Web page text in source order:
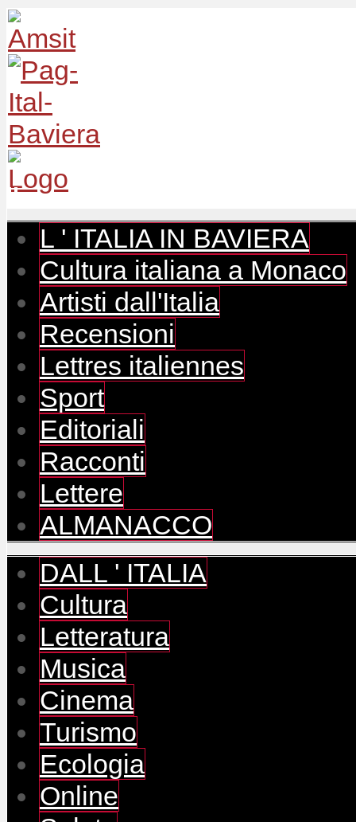
L ' ITALIA IN BAVIERA
Cultura italiana a Monaco
Artisti dall'Italia
Recensioni
Lettres italiennes
Sport
Editoriali
Racconti
Lettere
ALMANACCO
DALL ' ITALIA
Cultura
Letteratura
Musica
Cinema
Turismo
Ecologia
Online